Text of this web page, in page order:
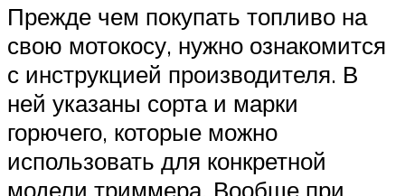
Прежде чем покупать топливо на
свою мотокосу, нужно ознакомится
с инструкцией производителя. В
ней указаны сорта и марки
горючего, которые можно
использовать для конкретной
модели триммера. Вообще при